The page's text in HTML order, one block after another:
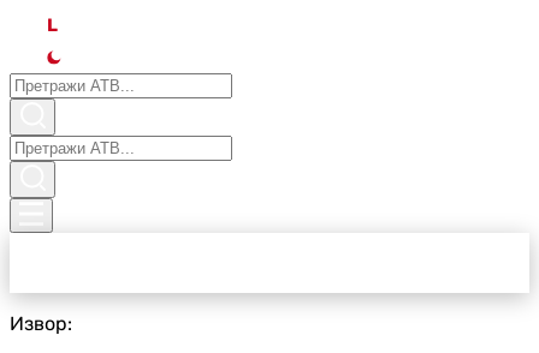
L
Извор: